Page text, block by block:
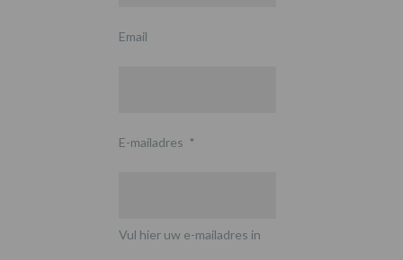
Email
E-mailadres *
Vul hier uw e-mailadres in